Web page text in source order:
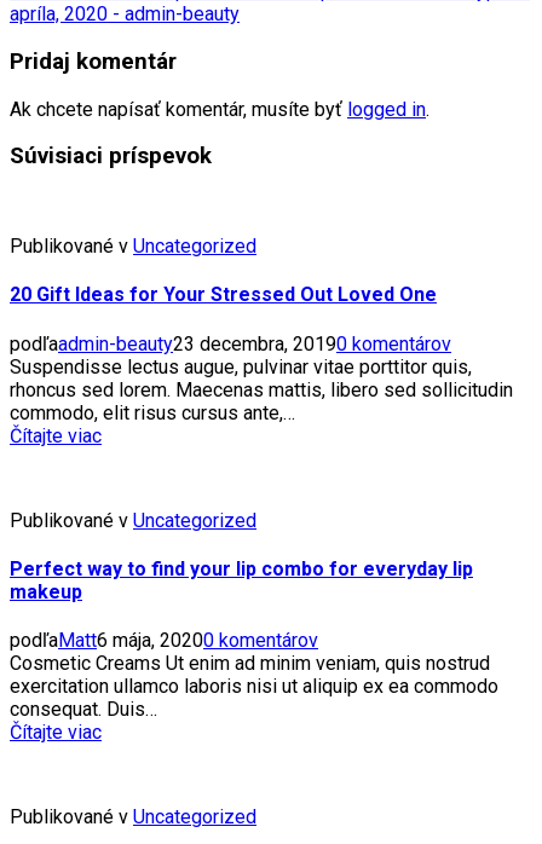
apríla, 2020 - admin-beauty
Pridaj komentár
Ak chcete napísať komentár, musíte byť logged in.
Súvisiaci príspevok
Publikované v Uncategorized
20 Gift Ideas for Your Stressed Out Loved One
podľaadmin-beauty23 decembra, 20190 komentárov
Suspendisse lectus augue, pulvinar vitae porttitor quis,
rhoncus sed lorem. Maecenas mattis, libero sed sollicitudin
commodo, elit risus cursus ante,…
Čítajte viac
Publikované v Uncategorized
Perfect way to find your lip combo for everyday lip
makeup
podľaMatt6 mája, 20200 komentárov
Cosmetic Creams Ut enim ad minim veniam, quis nostrud
exercitation ullamco laboris nisi ut aliquip ex ea commodo
consequat. Duis…
Čítajte viac
Publikované v Uncategorized